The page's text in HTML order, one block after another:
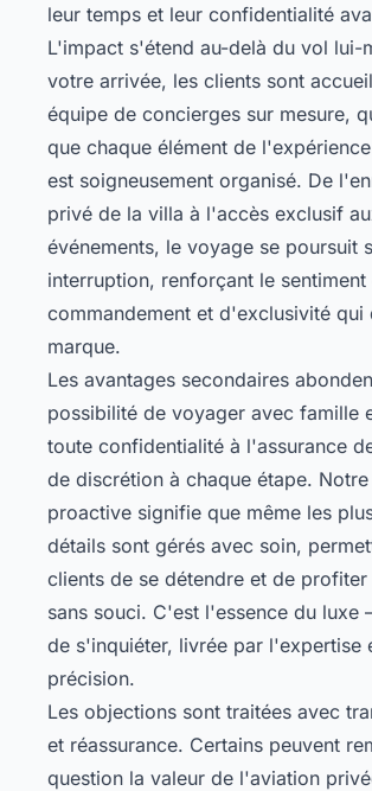
leur temps et leur confidentialité
L'impact s'étend au-delà du vol lui-
votre arrivée, les clients sont
équipe de concierges sur mesure,
que chaque élément de
est soigneusement organisé. De
privé de la villa à l'accès exclusif
événements, le voyage se poursuit
interruption, renforçant le sentiment
commandement et d'exclusivité qui
marque.
Les avantages secondaires
possibilité de voyager avec famille
toute confidentialité à l'assurance
de discrétion à chaque étape.
proactive signifie que même les
détails sont gérés avec soin,
clients de se détendre et de
sans souci. C'est l'essence du
de s'inquiéter, livrée par l'expertise
précision.
Les objections sont traitées avec
et réassurance. Certains peuvent
question la valeur de l'aviation